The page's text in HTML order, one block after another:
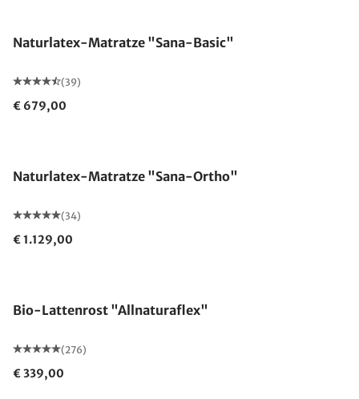
Naturlatex-Matratze "Sana-Basic"
(39)
€ 679,00
Naturlatex-Matratze "Sana-Ortho"
(34)
€ 1.129,00
Bio-Lattenrost "Allnaturaflex"
(276)
€ 339,00